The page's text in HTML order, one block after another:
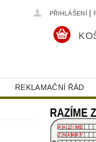
PŘIHLÁŠENÍ
REKLAMAČNÍ ŘÁD